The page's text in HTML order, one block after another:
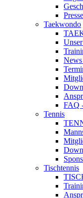
Presse
Taekwondo
FAQ
Tennis
Tischtennis